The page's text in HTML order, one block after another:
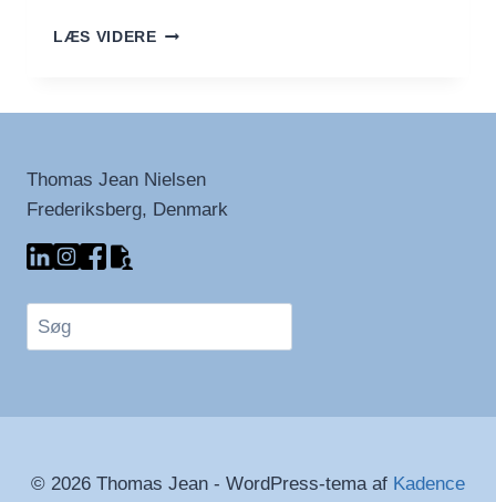
LÆS VIDEREDALGONA
Thomas Jean Nielsen
Frederiksberg, Denmark
Søg
© 2026 Thomas Jean - WordPress-tema af Kadence